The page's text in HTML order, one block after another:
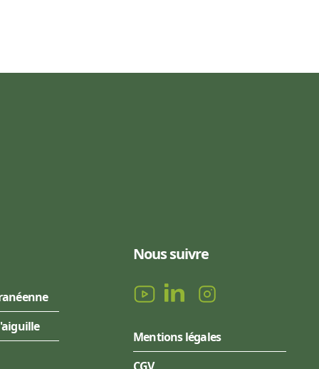
Nous suivre
Mentions légales